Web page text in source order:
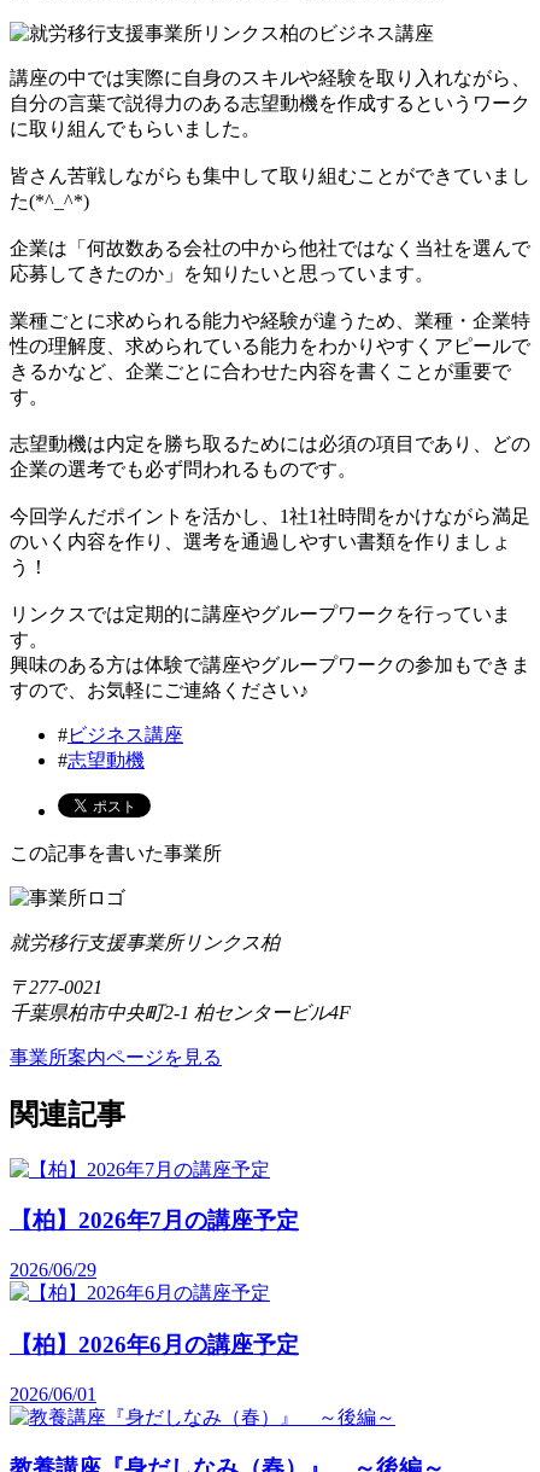
講座の中では実際に自身のスキルや経験を取り入れながら、
自分の言葉で説得力のある志望動機を作成するというワーク
に取り組んでもらいました。
皆さん苦戦しながらも集中して取り組むことができていまし
た(*^_^*)
企業は「何故数ある会社の中から他社ではなく当社を選んで
応募してきたのか」を知りたいと思っています。
業種ごとに求められる能力や経験が違うため、業種・企業特
性の理解度、求められている能力をわかりやすくアピールで
きるかなど、企業ごとに合わせた内容を書くことが重要で
す。
志望動機は内定を勝ち取るためには必須の項目であり、どの
企業の選考でも必ず問われるものです。
今回学んだポイントを活かし、1社1社時間をかけながら満足
のいく内容を作り、選考を通過しやすい書類を作りましょ
う！
リンクスでは定期的に講座やグループワークを行っていま
す。
興味のある方は体験で講座やグループワークの参加もできま
すので、お気軽にご連絡ください♪
#ビジネス講座
#志望動機
この記事を書いた事業所
就労移行支援事業所リンクス柏
〒277-0021
千葉県柏市中央町2-1 柏センタービル4F
事業所案内ページを見る
関連記事
【柏】2026年7月の講座予定
2026/06/29
【柏】2026年6月の講座予定
2026/06/01